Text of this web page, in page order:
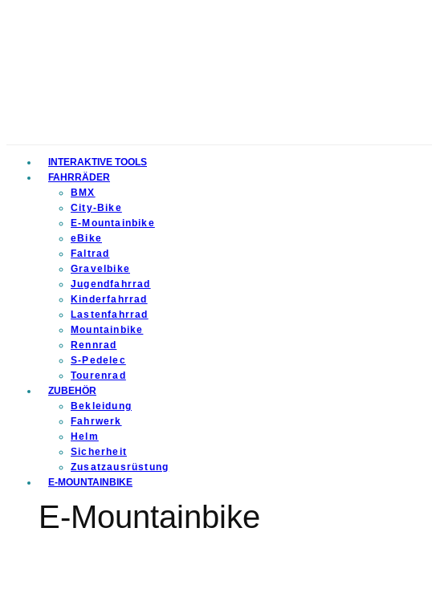
INTERAKTIVE TOOLS
FAHRRÄDER
BMX
City-Bike
E-Mountainbike
eBike
Faltrad
Gravelbike
Jugendfahrrad
Kinderfahrrad
Lastenfahrrad
Mountainbike
Rennrad
S-Pedelec
Tourenrad
ZUBEHÖR
Bekleidung
Fahrwerk
Helm
Sicherheit
Zusatzausrüstung
E-MOUNTAINBIKE
E-Mountainbike